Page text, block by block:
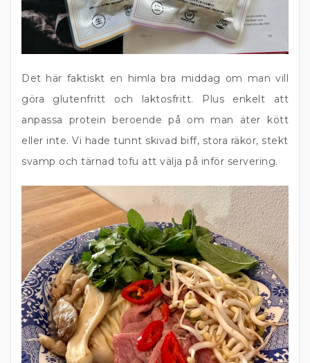
Det här faktiskt en himla bra middag om man vill
göra glutenfritt och laktosfritt. Plus enkelt att
anpassa protein beroende på om man äter kött
eller inte. Vi hade tunnt skivad biff, stora räkor, stekt
svamp och tärnad tofu att välja på inför servering.